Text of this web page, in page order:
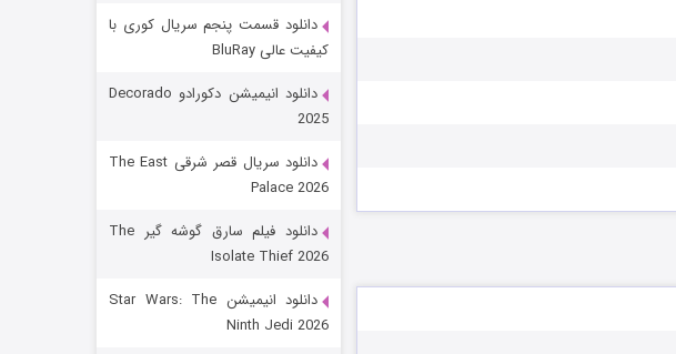
رویایی برای تو
قسمت
دانلود قسمت پنجم سریال کوری با
کیفیت عالی BluRay
دانلود انیمیشن دکورادو Decorado
2025
دانلود سریال قصر شرقی The East
Palace 2026
دانلود فیلم سارق گوشه گیر The
Isolate Thief 2026
دانلود انیمیشن Star Wars: The
Ninth Jedi 2026